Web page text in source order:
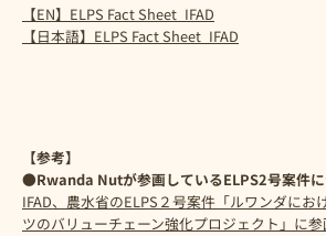
【EN】ELPS Fact Sheet_IFAD
【日本語】ELPS Fact Sheet_IFAD
【参考】
●Rwanda Nutが参画しているELPS2号案件
IFAD、農水省のELPS２号案件「ルワンダにお
ツのバリューチェーン強化プロジェクト」に